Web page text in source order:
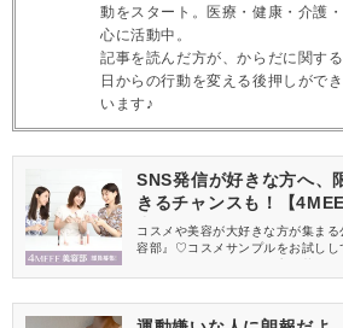
動をスタート。医療・健康・介護
心に活動中。
記事を読んだ方が、からだに関す
日からの行動を変える後押しがで
います♪
SNS発信が好きな方へ、
きるチャンスも！【
中
コスメや美容が大好きな方が集ま
容部』♡コスメサンプルをお試しし